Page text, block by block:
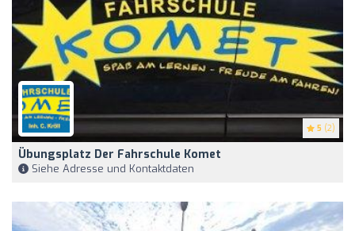
5 (2)
Übungsplatz Der Fahrschule Komet
Siehe Adresse und Kontaktdaten